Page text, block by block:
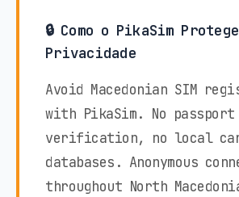
🔒 Como o PikaSim
Privacidade
Avoid Macedonian SIM
with PikaSim. No passport
verification, no local
databases. Anonymous
throughout North